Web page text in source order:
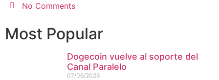
No Comments
Most Popular
Dogecoin vuelve al soporte del
Canal Paralelo
07/06/2026